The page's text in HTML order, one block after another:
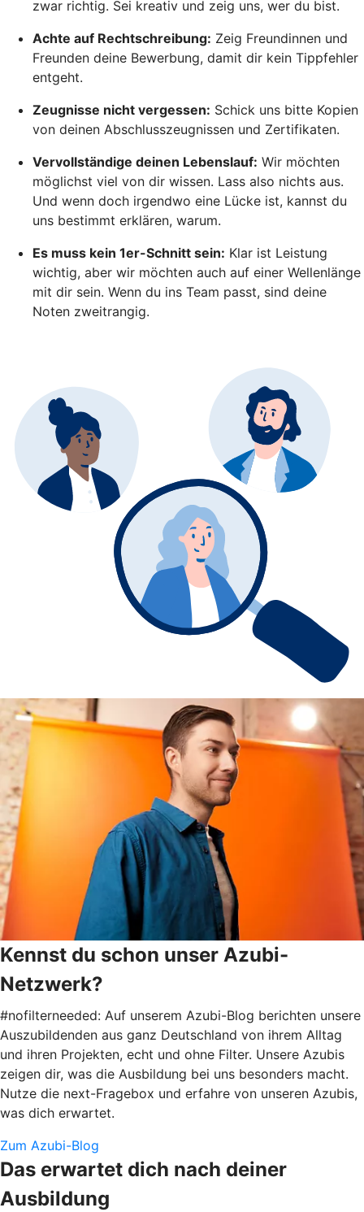
zwar richtig. Sei kreativ und zeig uns, wer du bist.
Achte auf Rechtschreibung: Zeig Freundinnen und
Freunden deine Bewerbung, damit dir kein Tippfehler
entgeht.
Zeugnisse nicht vergessen: Schick uns bitte Kopien
von deinen Abschlusszeugnissen und Zertifikaten.
Vervollständige deinen Lebenslauf: Wir möchten
möglichst viel von dir wissen. Lass also nichts aus.
Und wenn doch irgendwo eine Lücke ist, kannst du
uns bestimmt erklären, warum.
Es muss kein 1er-Schnitt sein: Klar ist Leistung
wichtig, aber wir möchten auch auf einer Wellenlänge
mit dir sein. Wenn du ins Team passt, sind deine
Noten zweitrangig.
Kennst du schon unser Azubi-
Netzwerk?
#nofilterneeded: Auf unserem Azubi-Blog berichten unsere
Auszubildenden aus ganz Deutschland von ihrem Alltag
und ihren Projekten, echt und ohne Filter. Unsere Azubis
zeigen dir, was die Ausbildung bei uns besonders macht.
Nutze die next-Fragebox und erfahre von unseren Azubis,
was dich erwartet.
Zum Azubi-Blog
Das erwartet dich nach deiner
Ausbildung